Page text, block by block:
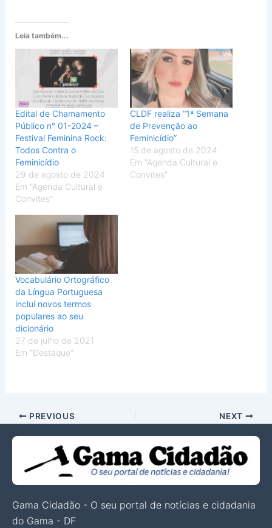
Leia também...
Edital de Chamamento
Público n° 01-2024 –
Festival Feminina Rock:
Todos Contra o
Feminicídio
29 de agosto de 2024
Em "Agenda Cultural e
Convites"
CLDF realiza “1ª Semana
de Prevenção ao
Feminicídio”
15 de agosto de 2024
Em "Agenda Cultural e
Convites"
Vocabulário Ortográfico
da Língua Portuguesa
inclui novos termos
populares ao seu
dicionário
27 de julho de 2021
Em "Destaque"
PREVIOUS NEXT
Gama Cidadão - O seu portal de notícias e cidadania
do Gama - DF